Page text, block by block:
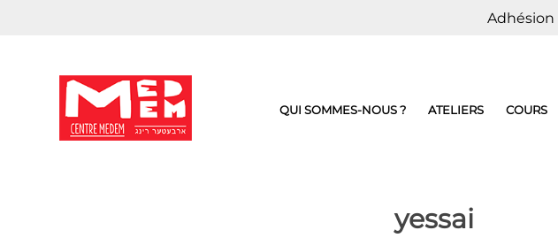
Adhésion
QUI SOMMES-NOUS ? ATELIERS COURS
yessai